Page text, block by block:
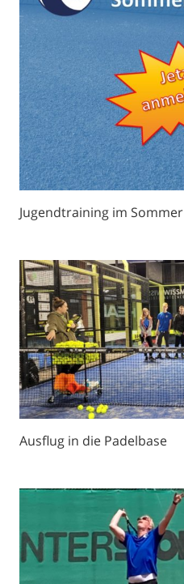
Jugendtraining im Sommer
Ausflug in die Padelbase